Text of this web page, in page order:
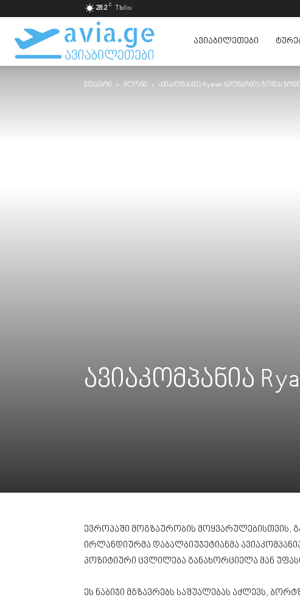
28.2 C Tbilisi
ავიაბილეთები
ყველაზე
ᲐᲕᲘᲐᲑᲘᲚᲔᲗᲔᲑᲘ
მთავარი ბლოგი ავიაკომპანია Ryanair ხელბარგის ზომას
ავიაკომპანია
ევროპაში მოგზაურობის მოყვარულებისთვის,
ირლანდიურმა დაბალბიუჯეტიანმა
პოზიტიური ცვლილება განახორციელა მან
ეს ნაბიჯი მგზავრებს საშუალებას აძლევს,